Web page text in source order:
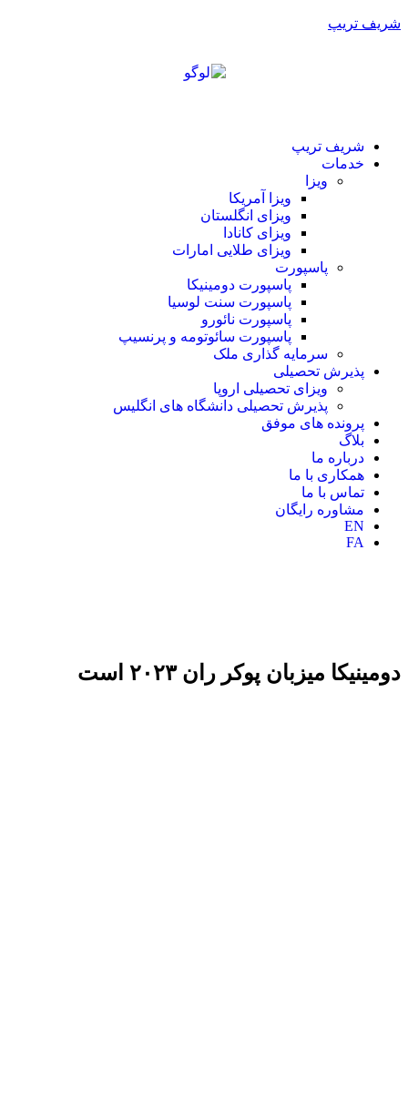
شریف تریپ
شریف تریپ
خدمات
ویزا
ویزا آمریکا
ویزای انگلستان
ویزای کانادا
ویزای طلایی امارات
پاسپورت
پاسپورت دومینیکا
پاسپورت سنت لوسیا
پاسپورت نائورو
پاسپورت سائوتومه و پرنسیپ
سرمایه گذاری ملک
پذیرش تحصیلی
ویزای تحصیلی اروپا
پذیرش تحصیلی دانشگاه های انگلیس
پرونده های موفق
بلاگ
درباره ما
همکاری با ما
تماس با ما
مشاوره رایگان
EN
FA
دومینیکا میزبان پوکر ران ۲۰۲۳ است